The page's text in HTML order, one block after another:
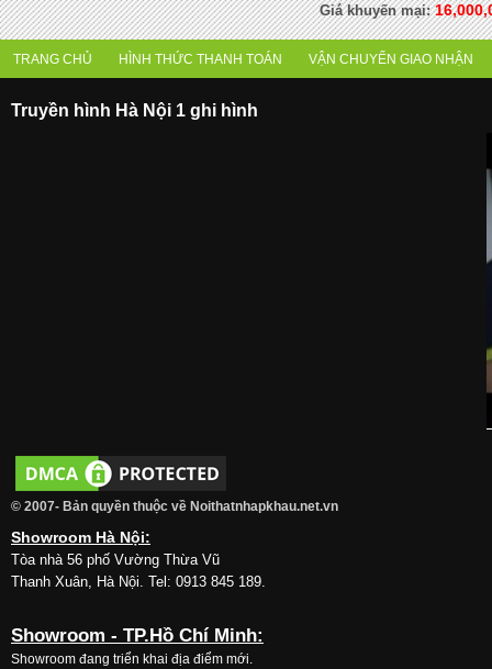
Giá khuyến mại:
TRANG CHỦ HÌNH THỨC THANH TOÁN VẬN CHUYỂN GIAO NHẬN
Truyền hình Hà Nội 1 ghi hình
© 2007- Bản quyền thuộc về Noithatnhapkhau.net.vn
Showroom Hà Nội:
Tòa nhà 56 phố Vường Thừa Vũ
Thanh Xuân, Hà Nội. Tel: 0913 845 189.
Showroom - TP.Hồ Chí Minh:
Showroom đang triển khai địa điểm mới.